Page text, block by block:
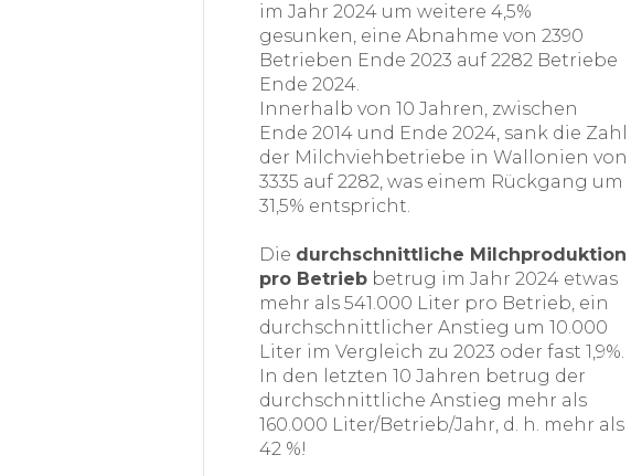
im Jahr 2024 um weitere 4,5%
gesunken, eine Abnahme von 2390
Betrieben Ende 2023 auf 2282 Betriebe
Ende 2024.
Innerhalb von 10 Jahren, zwischen
Ende 2014 und Ende 2024, sank die Zahl
der Milchviehbetriebe in Wallonien von
3335 auf 2282, was einem Rückgang um
31,5% entspricht.
Die durchschnittliche Milchproduktion
pro Betrieb betrug im Jahr 2024 etwas
mehr als 541.000 Liter pro Betrieb, ein
durchschnittlicher Anstieg um 10.000
Liter im Vergleich zu 2023 oder fast 1,9%.
In den letzten 10 Jahren betrug der
durchschnittliche Anstieg mehr als
160.000 Liter/Betrieb/Jahr, d. h. mehr als
42 %!